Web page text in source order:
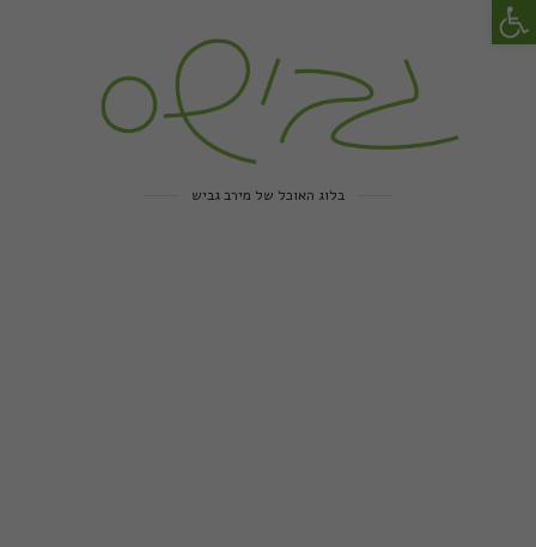
בלוג האוכל של מירב גביש